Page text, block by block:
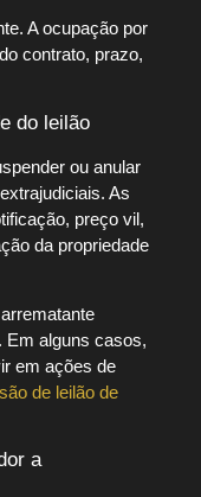
A ocupação por
contrato, prazo,
do leilão
ou anular
As
preço vil,
da propriedade
Em alguns casos,
em ações de
de leilão de
a